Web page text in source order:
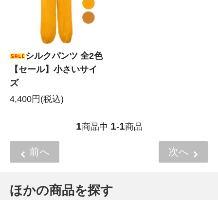
シルクパンツ 全2色
【セール】小さいサイ
ズ
4,400円(税込)
1商品中 1-1商品
前へ 次へ
ほかの商品を探す